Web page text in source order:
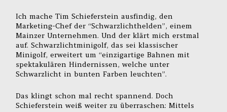
Ich mache Tim Schieferstein ausfindig, den
Marketing-Chef der “Schwarzlichthelden”, einem
Mainzer Unternehmen. Und der klärt mich erstmal
auf. Schwarzlichtminigolf, das sei klassischer
Minigolf, erweitert um “einzigartige Bahnen mit
spektakulären Hindernissen, welche unter
Schwarzlicht in bunten Farben leuchten”.
Das klingt schon mal recht spannend. Doch
Schieferstein weiß weiter zu überraschen: Mittels